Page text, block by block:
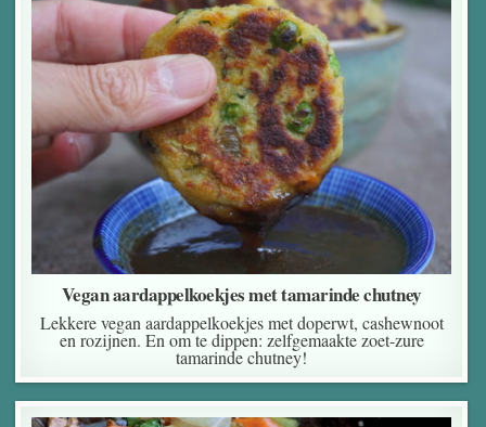
Vegan aardappelkoekjes met tamarinde chutney
Lekkere vegan aardappelkoekjes met doperwt, cashewnoot
en rozijnen. En om te dippen: zelfgemaakte zoet-zure
tamarinde chutney!